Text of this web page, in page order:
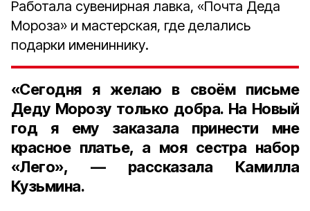
Работала сувенирная лавка, «Почта Деда
Мороза» и мастерская, где делались
подарки имениннику.
«Сегодня я желаю в своём письме
Деду Морозу только добра. На Новый
год я ему заказала принести мне
красное платье, а моя сестра набор
«Лего», — рассказала Камилла
Кузьмина.